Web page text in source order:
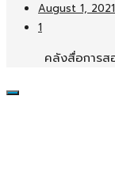
August 1, 2021
1
คลังสื่อการส